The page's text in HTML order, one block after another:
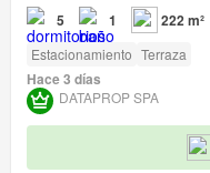
5 1 222 m²
Estacionamiento Terraza
Hace 3 días
DATAPROP SPA